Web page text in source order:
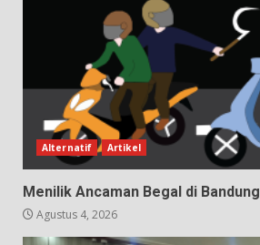
Alternatif Artikel
Menilik Ancaman Begal di Bandung
Agustus 4, 2026